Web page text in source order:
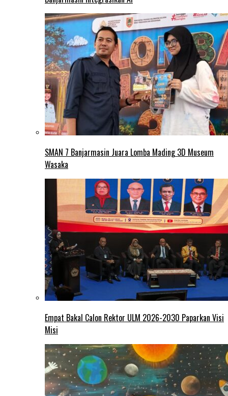
SMAN 7 Banjarmasin Juara Lomba Mading 3D Museum
Wasaka
Empat Bakal Calon Rektor ULM 2026-2030 Paparkan Visi
Misi